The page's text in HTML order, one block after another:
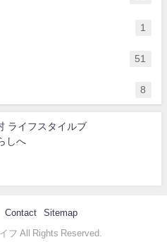
1
51
8
Contact Sitemap
フ All Rights Reserved.